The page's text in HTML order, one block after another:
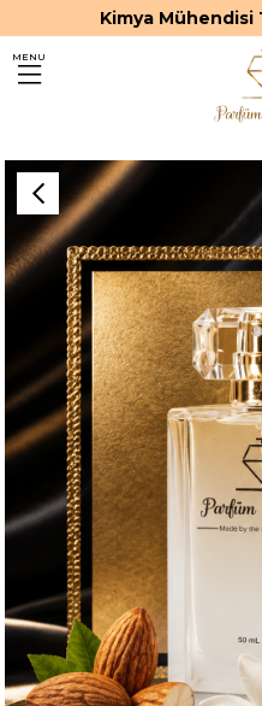
Kimya Mühendisi
MENU